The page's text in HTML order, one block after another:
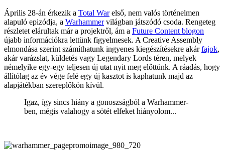
Április 28-án érkezik a Total Warelső, nem valós történelmen
alapuló epizódja, a Warhammervilágban játszódó csoda. Rengeteg
részletet elárultak már a projektről, ám a Future Content blogon
újabb információkra lettünk figyelmesek. A Creative Assembly
elmondása szerint számíthatunk ingyenes kiegészítésekre akárfajok,
akár varázslat, küldetés vagy Legendary Lords téren, melyek
némelyike egy-egy teljesen új utat nyit meg előttünk. A ráadás, hogy
állítólag az év vége felé egy új kasztot is kaphatunk majd az
alapjátékban szereplőkön kívül.
Igaz, így sincs hiány a gonoszságból a Warhammer-
ben, mégis valahogy a sötét elfeket hiányolom...